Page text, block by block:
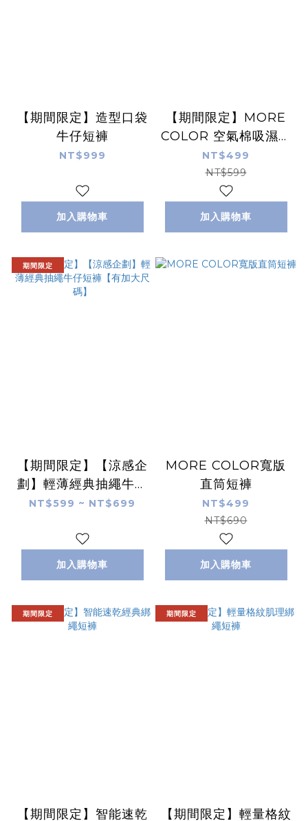
【期間限定】造型口袋
牛仔短褲
NT$999
加入購物車
【期間限定】MORE
COLOR 空氣棉吸濕速
乾口袋造型寬鬆短褲
NT$499
NT$599
加入購物車
期間限定
【期間限定】【涼感企
劃】輕薄經典抽繩牛仔
短褲【有加大尺碼】
NT$599 ~ NT$699
加入購物車
MORE COLOR寬版
直筒短褲
NT$499
NT$690
加入購物車
期間限定
【期間限定】智能速乾
期間限定
【期間限定】輕量格紋